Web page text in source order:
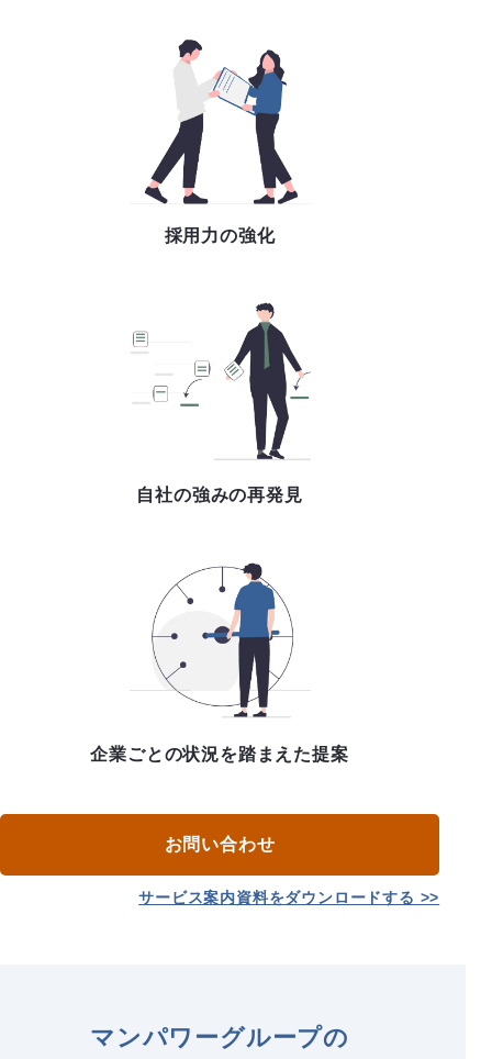
採用力の強化
自社の強みの再発見
企業ごとの状況を踏まえた提案
お問い合わせ
サービス案内資料をダウンロードする >>
マンパワーグループの